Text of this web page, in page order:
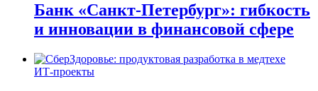
Банк «Санкт-Петербург»: гибкость
и инновации в финансовой сфере
ИТ-проекты